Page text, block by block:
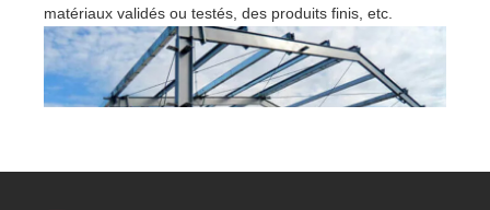
matériaux validés ou testés, des produits finis, etc.